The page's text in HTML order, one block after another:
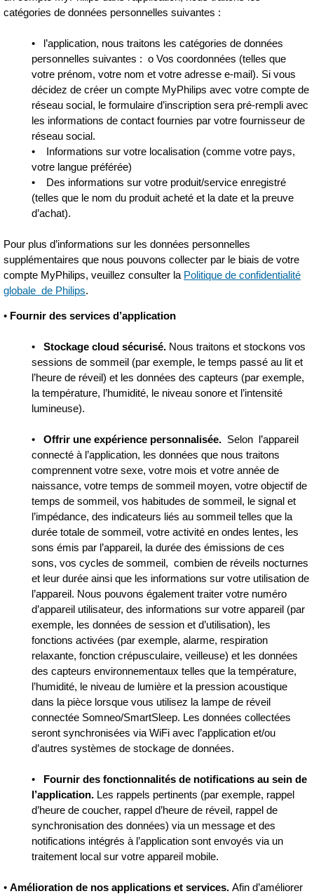
catégories de données personnelles suivantes :
• l’application, nous traitons les catégories de données
personnelles suivantes : o Vos coordonnées (telles que
votre prénom, votre nom et votre adresse e-mail). Si vous
décidez de créer un compte MyPhilips avec votre compte de
réseau social, le formulaire d’inscription sera pré-rempli avec
les informations de contact fournies par votre fournisseur de
réseau social.
• Informations sur votre localisation (comme votre pays,
votre langue préférée)
• Des informations sur votre produit/service enregistré
(telles que le nom du produit acheté et la date et la preuve
d’achat).
Pour plus d’informations sur les données personnelles
supplémentaires que nous pouvons collecter par le biais de votre
compte MyPhilips, veuillez consulter la Politique de confidentialité
globale de Philips.
• Fournir des services d’application
•Stockage cloud sécurisé. Nous traitons et stockons vos
sessions de sommeil (par exemple, le temps passé au lit et
l’heure de réveil) et les données des capteurs (par exemple,
la température, l’humidité, le niveau sonore et l’intensité
lumineuse).
•Offrir une expérience personnalisée. Selon l’appareil
connecté à l’application, les données que nous traitons
comprennent votre sexe, votre mois et votre année de
naissance, votre temps de sommeil moyen, votre objectif de
temps de sommeil, vos habitudes de sommeil, le signal et
l’impédance, des indicateurs liés au sommeil telles que la
durée totale de sommeil, votre activité en ondes lentes, les
sons émis par l’appareil, la durée des émissions de ces
sons, vos cycles de sommeil, combien de réveils nocturnes
et leur durée ainsi que les informations sur votre utilisation de
l’appareil. Nous pouvons également traiter votre numéro
d’appareil utilisateur, des informations sur votre appareil (par
exemple, les données de session et d’utilisation), les
fonctions activées (par exemple, alarme, respiration
relaxante, fonction crépusculaire, veilleuse) et les données
des capteurs environnementaux telles que la température,
l’humidité, le niveau de lumière et la pression acoustique
dans la pièce lorsque vous utilisez la lampe de réveil
connectée Somneo/SmartSleep. Les données collectées
seront synchronisées via WiFi avec l’application et/ou
d’autres systèmes de stockage de données.
• Fournir des fonctionnalités de notifications au sein de
l’application. Les rappels pertinents (par exemple, rappel
d’heure de coucher, rappel d’heure de réveil, rappel de
synchronisation des données) via un message et des
notifications intégrés à l’application sont envoyés via un
traitement local sur votre appareil mobile.
•Amélioration de nos applications et services.Afin d’améliorer